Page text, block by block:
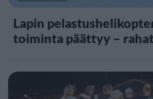
Lapin
toiminta päättyy –